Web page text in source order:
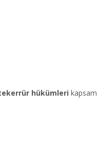
hükümleri